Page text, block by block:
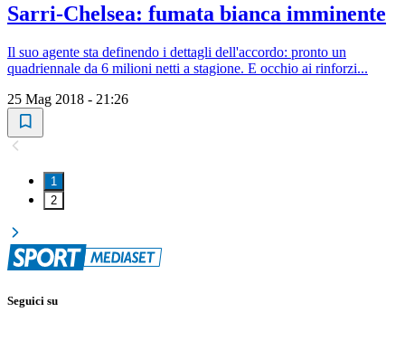
Sarri-Chelsea: fumata bianca imminente
Il suo agente sta definendo i dettagli dell'accordo: pronto un
quadriennale da 6 milioni netti a stagione. E occhio ai rinforzi...
25 Mag 2018 - 21:26
1
2
Seguici su